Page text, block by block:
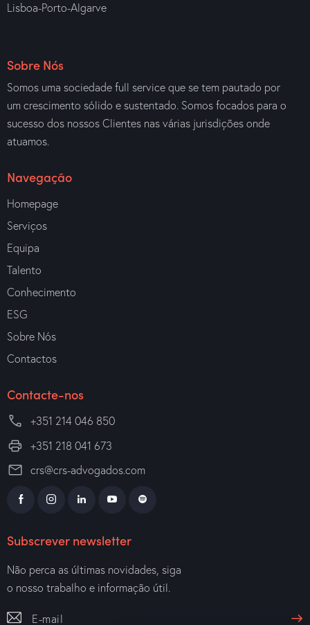
Lisboa-Porto-Algarve
Sobre Nós
Somos uma sociedade full service que se tem pautado por
um crescimento sólido e sustentado. Somos focados para o
sucesso dos nossos Clientes nas várias jurisdições onde
atuamos.
Navegação
Homepage
Serviços
Equipa
Talento
Conhecimento
ESG
Sobre Nós
Contactos
Contacte-nos
+351 214 046 850
+351 218 041 673
crs@crs-advogados.com
Subscrever newsletter
Não perca as últimas novidades, siga
o nosso trabalho e informação útil.